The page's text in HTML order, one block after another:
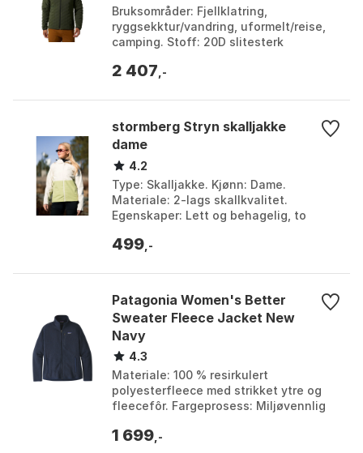
Bruksområder: Fjellklatring,
ryggsekktur/vandring, uformelt/reise,
camping. Stoff: 20D slitesterk
RDS®-sertifisert dun. Ve...
2 407 ,-
stormberg Stryn skalljakke
dame
4.2
Type: Skalljakke. Kjønn: Dame.
Materiale: 2-lags skallkvalitet.
Egenskaper: Lett og behagelig, to
Farge: Farge 1, Farge ...
499 ,-
Patagonia Women's Better
Sweater Fleece Jacket New
Navy
4.3
Materiale: 100 % resirkulert
polyesterfleece med strikket ytre og
fleecefôr. Fargeprosess: Miljøvennlig
fargestoffer, energ...
1 699 ,-